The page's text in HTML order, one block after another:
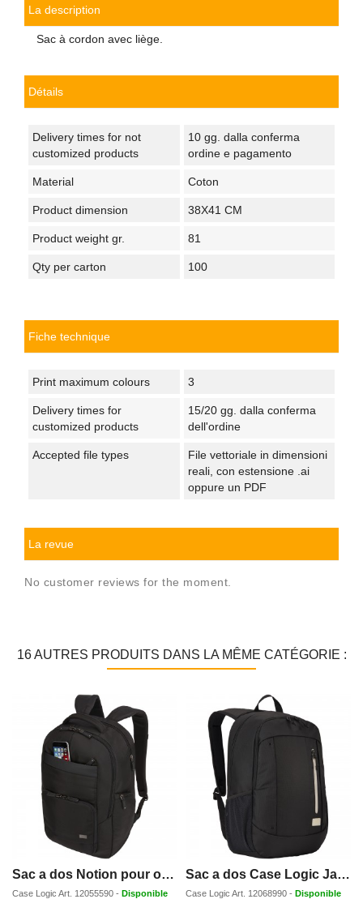
La description
Sac à cordon avec liège.
Détails
Delivery times for not
customized products
10 gg. dalla conferma
ordine e pagamento
Material Coton
Product dimension 38X41 CM
Product weight gr. 81
Qty per carton 100
Fiche technique
Print maximum colours 3
Delivery times for
customized products
15/20 gg. dalla conferma
dell'ordine
Accepted file types
File vettoriale in dimensioni
reali, con estensione .ai
oppure un PDF
La revue
No customer reviews for the moment.
16 AUTRES PRODUITS DANS LA MÊME CATÉGORIE :
Sac a dos Notion pour ordinateur portable de 156 25L
Case Logic Art. 12055590 - Disponible
Sac a dos Case Logic Jaunt recycle de 156 23 L
Case Logic Art. 12068990 - Disponible